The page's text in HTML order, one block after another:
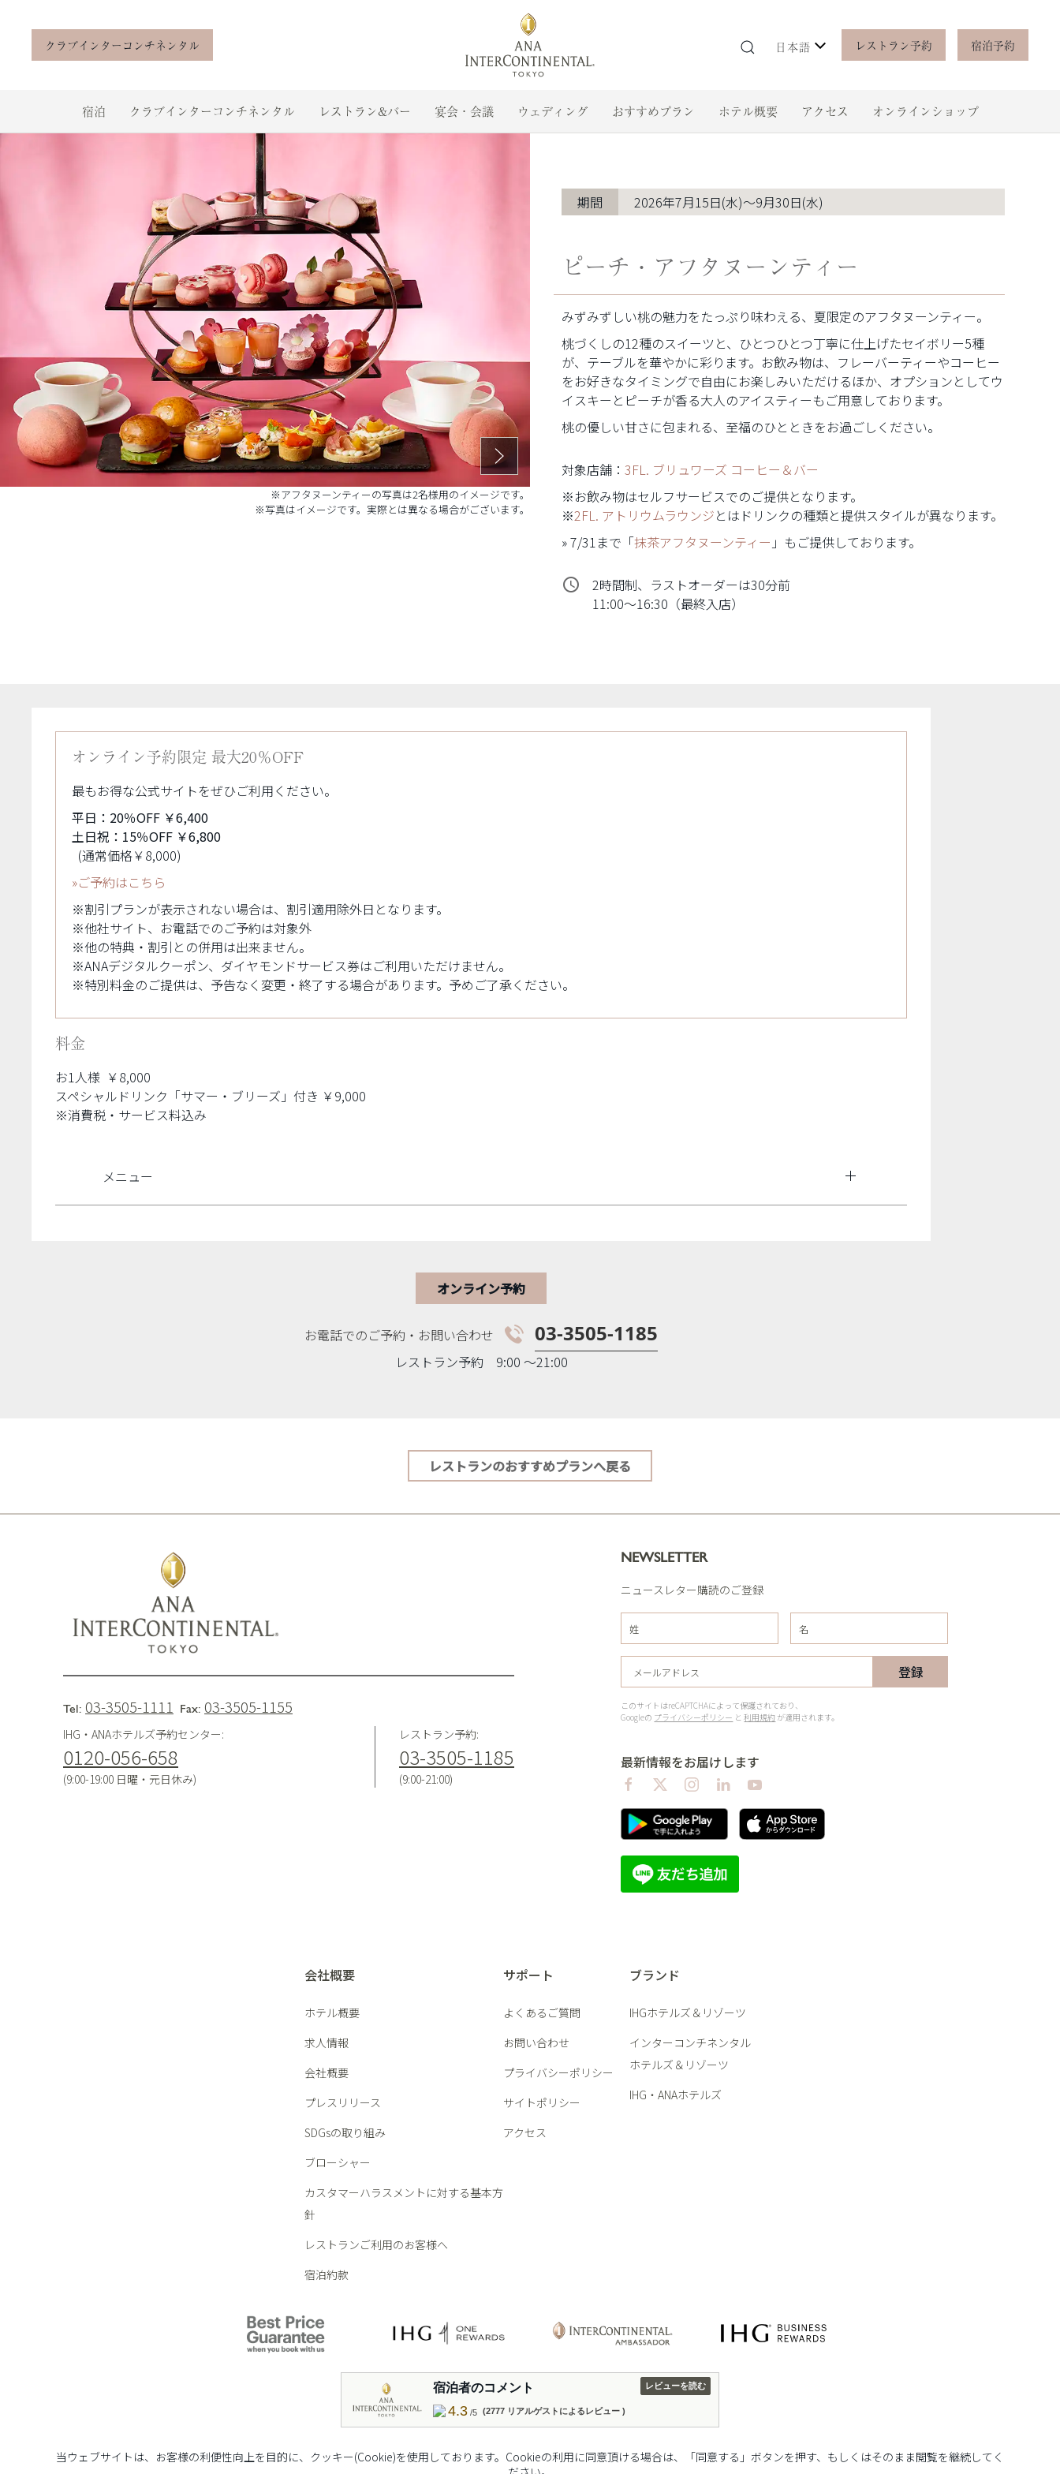
クラブインターコンチネンタル 日本語 レストラン予約 宿泊予約
宿泊 クラブインターコンチネンタル レストラン&バー 宴会・会議 ウェディング おすすめプラン ホテル概要 アクセス オンラインショップ
※アフタヌーンティーの写真は2名様用のイメージです。
※写真はイメージです。実際とは異なる場合がございます。
期間 2026年7月15日(水)～9月30日(水)
ピーチ・アフタヌーンティー
みずみずしい桃の魅力をたっぷり味わえる、夏限定のアフタヌーンティー。
桃づくしの12種のスイーツと、ひとつひとつ丁寧に仕上げたセイボリー5種
が、テーブルを華やかに彩ります。お飲み物は、フレーバーティーやコーヒー
をお好きなタイミングで自由にお楽しみいただけるほか、オプションとしてウ
イスキーとピーチが香る大人のアイスティーもご用意しております。
桃の優しい甘さに包まれる、至福のひとときをお過ごしください。
対象店舗： 3FL. ブリュワーズ コーヒー＆バー
※お飲み物はセルフサービスでのご提供となります。
※2FL. アトリウムラウンジとはドリンクの種類と提供スタイルが異なります。
» 7/31まで「抹茶アフタヌーンティー 」もご提供しております。
access_time
2時間制、ラストオーダーは30分前
11:00～16:30（最終入店）
オンライン予約限定 最大20％OFF
最もお得な公式サイトをぜひご利用ください。
平日：20％OFF ￥6,400
土日祝：15％OFF ￥6,800
(通常価格￥8,000)
»ご予約はこちら
※割引プランが表示されない場合は、割引適用除外日となります。
※他社サイト、お電話でのご予約は対象外
※他の特典・割引との併用は出来ません。
※ANAデジタルクーポン、ダイヤモンドサービス券はご利用いただけません。
※特別料金のご提供は、予告なく変更・終了する場合があります。予めご了承ください。
料金
お1人様 ￥8,000
スペシャルドリンク「サマー・ブリーズ」付き ￥9,000
※消費税・サービス料込み
メニュー
オンライン予約
お電話でのご予約・お問い合わせ 03-3505-1185
レストラン予約 9:00 〜21:00
レストランのおすすめプランへ戻る
Tel: 03-3505-1111 Fax: 03-3505-1155
IHG・ANAホテルズ予約センター:
0120-056-658
(9:00-19:00 日曜・元日休み)
レストラン予約:
03-3505-1185
(9:00-21:00)
会社概要
ホテル概要
求人情報
会社概要
プレスリリース
SDGsの取り組み
ブローシャー
カスタマーハラスメントに対する基本方
針
レストランご利用のお客様へ
宿泊約款
サポート
よくあるご質問
お問い合わせ
プライバシーポリシー
サイトポリシー
アクセス
ブランド
IHGホテルズ＆リゾーツ
インターコンチネンタル
ホテルズ＆リゾーツ
IHG・ANAホテルズ
NEWSLETTER
ニュースレター購読のご登録
登録
このサイトはreCAPTCHAによって保護されており、
Googleの プライバシーポリシー と利用規約 が適用されます。
最新情報をお届けします
宿泊者のコメント
4.3 /5 (2777 リアルゲストによるレビュー )
レビューを読む
当ウェブサイトは、お客様の利便性向上を目的に、クッキー(Cookie)を使用しております。Cookieの利用に同意頂ける場合は、「同意する」ボタンを押す、もしくはそのまま閲覧を継続してく